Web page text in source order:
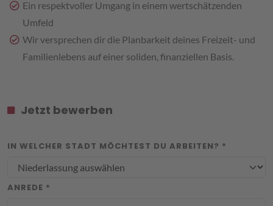
Ein respektvoller Umgang in einem wertschätzenden
Umfeld
Wir versprechen dir die Planbarkeit deines Freizeit- und
Familienlebens auf einer soliden, finanziellen Basis.
Jetzt bewerben
IN WELCHER STADT MÖCHTEST DU ARBEITEN? *
ANREDE *